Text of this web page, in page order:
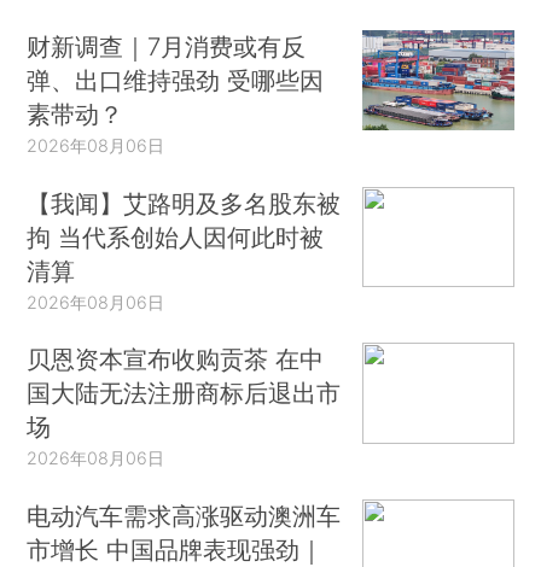
财新调查｜7月消费或有反
弹、出口维持强劲 受哪些因
素带动？
2026年08月06日
【我闻】艾路明及多名股东被
拘 当代系创始人因何此时被
清算
2026年08月06日
贝恩资本宣布收购贡茶 在中
国大陆无法注册商标后退出市
场
2026年08月06日
电动汽车需求高涨驱动澳洲车
市增长 中国品牌表现强劲｜